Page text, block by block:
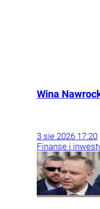
Wina
3 sie 2026 17:20
Finanse i